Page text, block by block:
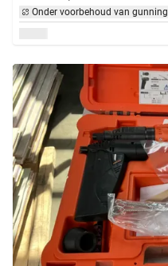
Onder voorbehoud van gunning